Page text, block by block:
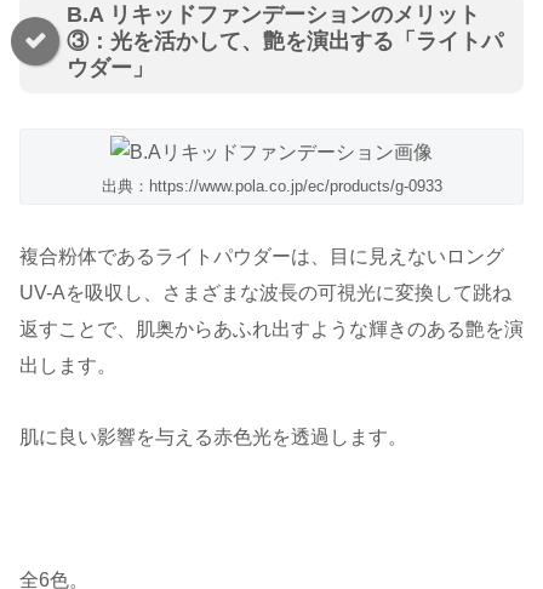
B.A リキッドファンデーションのメリット
③：光を活かして、艶を演出する「ライトパ
ウダー」
出典：https://www.pola.co.jp/ec/products/g-0933
複合粉体であるライトパウダーは、目に見えないロング
UV-Aを吸収し、さまざまな波長の可視光に変換して跳ね
返すことで、肌奥からあふれ出すような輝きのある艶を演
出します。
肌に良い影響を与える赤色光を透過します。
全6色。